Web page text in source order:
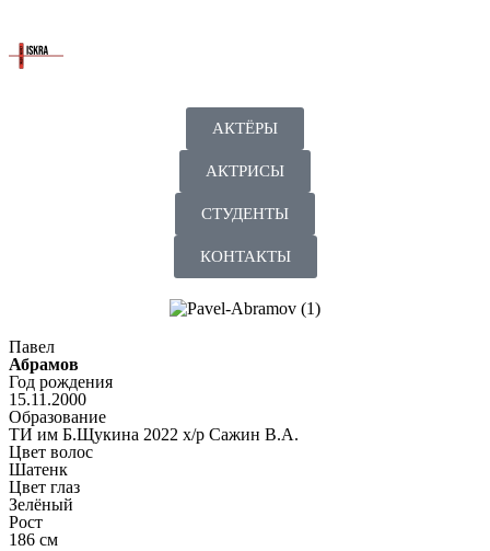
АКТЁРЫ
АКТРИСЫ
СТУДЕНТЫ
КОНТАКТЫ
Павел
Абрамов
Год рождения
15.11.2000
Образование
ТИ им Б.Щукина 2022 х/р Сажин В.А.
Цвет волос
Шатенк
Цвет глаз
Зелёный
Рост
186 см